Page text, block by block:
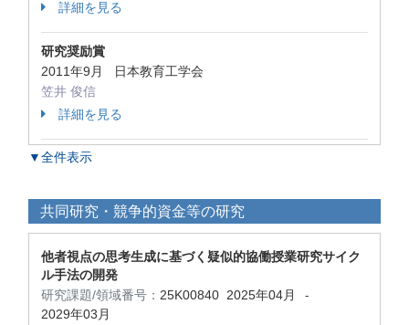
詳細を見る
研究奨励賞
2011年9月 日本教育工学会
笠井 俊信
詳細を見る
▼全件表示
共同研究・競争的資金等の研究
他者視点の思考生成に基づく疑似的協働授業研究サイク
ル手法の開発
研究課題/領域番号： 25K00840 2025年04月 -
2029年03月